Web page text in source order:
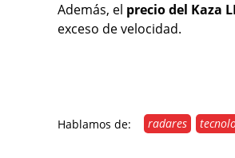
Además, el precio del Kaza
exceso de velocidad.
Hablamos de: radares